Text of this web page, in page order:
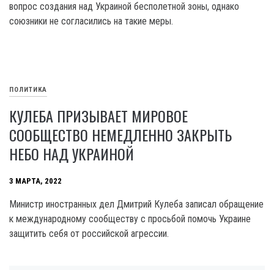
вопрос создания над Украиной бесполетной зоны, однако
союзники не согласились на такие меры.
ПОЛИТИКА
КУЛЕБА ПРИЗЫВАЕТ МИРОВОЕ
СООБЩЕСТВО НЕМЕДЛЕННО ЗАКРЫТЬ
НЕБО НАД УКРАИНОЙ
3 МАРТА, 2022
Министр иностранных дел Дмитрий Кулеба записал обращение
к международному сообществу с просьбой помочь Украине
защитить себя от российской агрессии.